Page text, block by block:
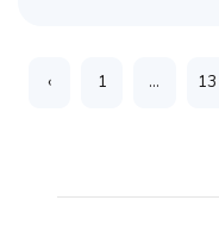
‹ 1 ... 13